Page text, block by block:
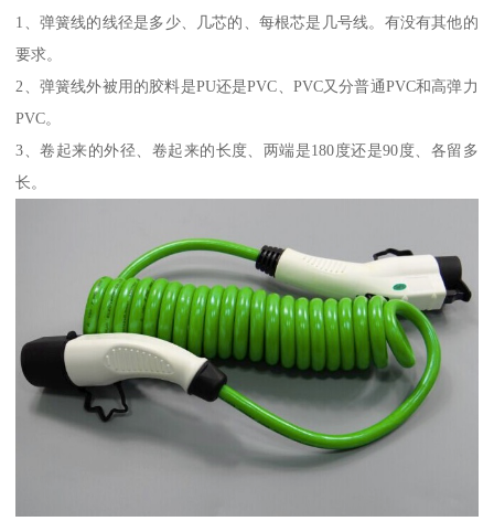
1、弹簧线的线径是多少、几芯的、每根芯是几号线。有没有其他的
要求。
2、弹簧线外被用的胶料是PU还是PVC、PVC又分普通PVC和高弹力
PVC。
3、卷起来的外径、卷起来的长度、两端是180度还是90度、各留多
长。